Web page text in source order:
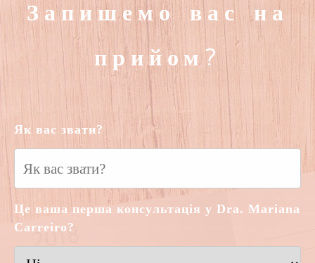
Запишемо вас на
прийом?
Як вас звати?
Це ваша перша консультація у Dra. Mariana
Carreiro?